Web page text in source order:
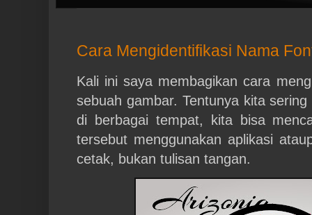
Cara Mengidentifikasi Nama
Kali ini saya membagikan cara
sebuah gambar. Tentunya kita
di berbagai tempat, kita bisa
tersebut menggunakan aplikasi
cetak, bukan tulisan tangan.